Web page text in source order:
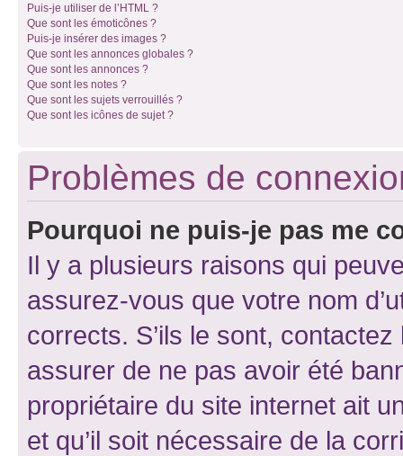
Puis-je utiliser de l’HTML ?
Que sont les émoticônes ?
Puis-je insérer des images ?
Que sont les annonces globales ?
Que sont les annonces ?
Que sont les notes ?
Que sont les sujets verrouillés ?
Que sont les icônes de sujet ?
Problèmes de
Pourquoi ne puis-je pas me
Il y a plusieurs raisons qui
assurez-vous que votre nom
corrects. S’ils le sont,
assurer de ne pas avoir été
propriétaire du site internet ait
et qu’il soit nécessaire de la